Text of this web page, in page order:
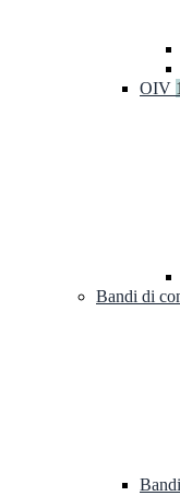
OIV 1
Bandi di